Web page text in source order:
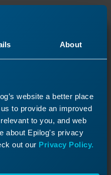
About
website a better place
to provide an improved
to you, and web
about Epilog's privacy
out our Privacy Policy.